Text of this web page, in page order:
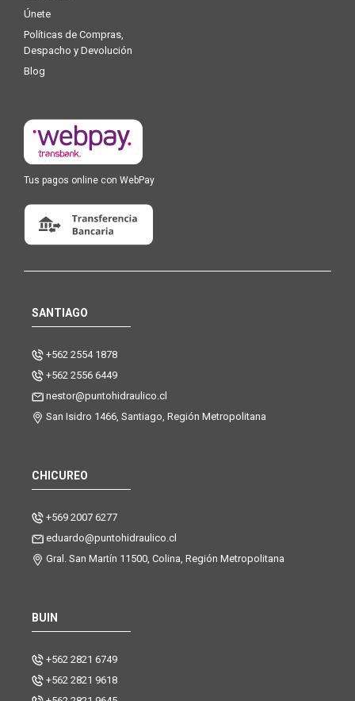
Únete
Políticas de Compras,
Despacho y Devolución
Blog
Tus pagos online con WebPay
SANTIAGO
+562 2554 1878
+562 2556 6449
nestor@puntohidraulico.cl
San Isidro 1466, Santiago, Región Metropolitana
CHICUREO
+569 2007 6277
eduardo@puntohidraulico.cl
Gral. San Martín 11500, Colina, Región Metropolitana
BUIN
+562 2821 6749
+562 2821 9618